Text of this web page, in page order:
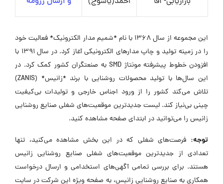
این مجموعه از سال ۱۳۶۸ با نام *شمیم مدار الکترونیک* فعالیت خود
را در زمینه تولید و چاپ مدارهای الکترونیکی آغاز کرد. در سال ۱۳۹۱ با
افزودن خطوط پیشرفته مونتاژ SMD به صنعتگران کشور کمک کرد. در
این سال‌ها با تولید محصولات روشنایی با برند *زانیس* (ZANIS)
تلاش می‌کند کشور را از ورود اجناس خارجی و تولیدات بی‌کیفیت
چینی بی‌نیاز کند. لیست جدیدترین موقعیت‌های شغلی صنایع روشنایی
زانیس را می‌توانید در ابتدای صفحه مشاهده کنید.
توجه: فرصت‌های شغلی که در این بخش مشاهده می‌کنید، تنها
تعدادی از جدیدترین موقعیت‌های شغلی صنایع روشنایی زانیس
هستند. برای بررسی تمامی آگهی‌های استخدامی و ارسال درخواست
همکاری به صنایع روشنایی زانیس، به صفحه ویژه این شرکت در سایت